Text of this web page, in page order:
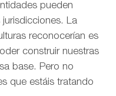
pueden
La
reconocerían es
construir nuestras
base. Pero no
que estáis tratando